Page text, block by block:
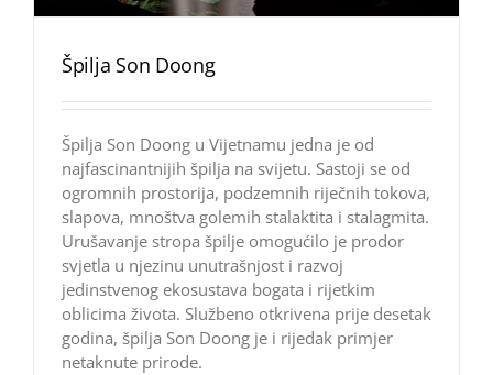
Špilja Son Doong
Špilja Son Doong u Vijetnamu jedna je od
najfascinantnijih špilja na svijetu. Sastoji se od
ogromnih prostorija, podzemnih riječnih tokova,
slapova, mnoštva golemih stalaktita i stalagmita.
Urušavanje stropa špilje omogućilo je prodor
svjetla u njezinu unutrašnjost i razvoj
jedinstvenog ekosustava bogata i rijetkim
oblicima života. Službeno otkrivena prije desetak
godina, špilja Son Doong je i rijedak primjer
netaknute prirode.